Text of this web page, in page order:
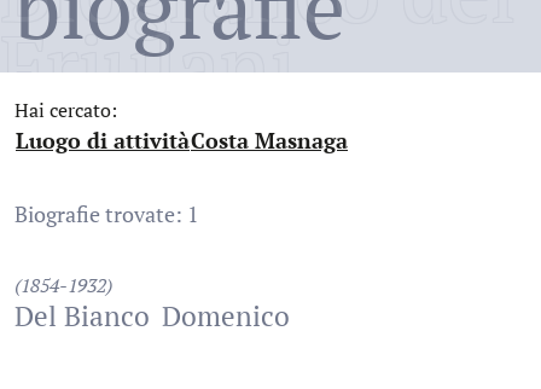
Friulani
Hai cercato:
Luogo di attività
:Costa Masnaga
Biografie trovate: 1
(1854-1932)
Del Bianco Domenico